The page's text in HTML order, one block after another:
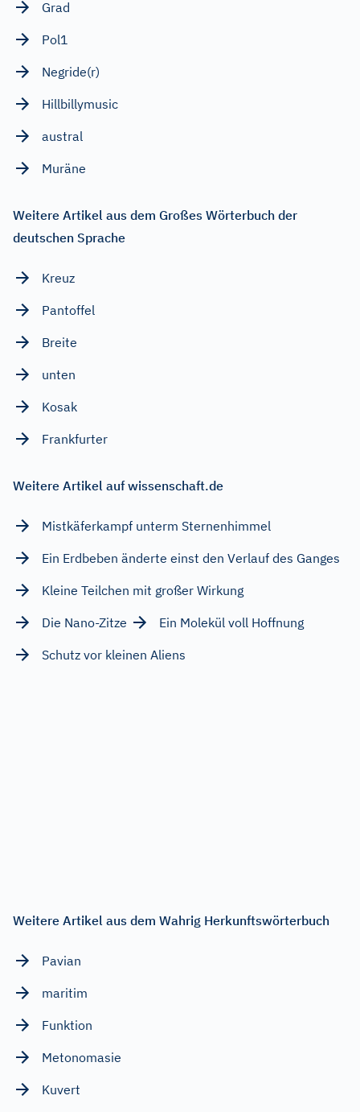
Grad
Pol1
Negride(r)
Hillbillymusic
austral
Muräne
Weitere Artikel aus dem Großes Wörterbuch der
deutschen Sprache
Kreuz
Pantoffel
Breite
unten
Kosak
Frankfurter
Weitere Artikel auf wissenschaft.de
Mistkäferkampf unterm Sternenhimmel
Ein Erdbeben änderte einst den Verlauf des Ganges
Kleine Teilchen mit großer Wirkung
Die Nano-Zitze
Ein Molekül voll Hoffnung
Schutz vor kleinen Aliens
Weitere Artikel aus dem Wahrig Herkunftswörterbuch
Pavian
maritim
Funktion
Metonomasie
Kuvert